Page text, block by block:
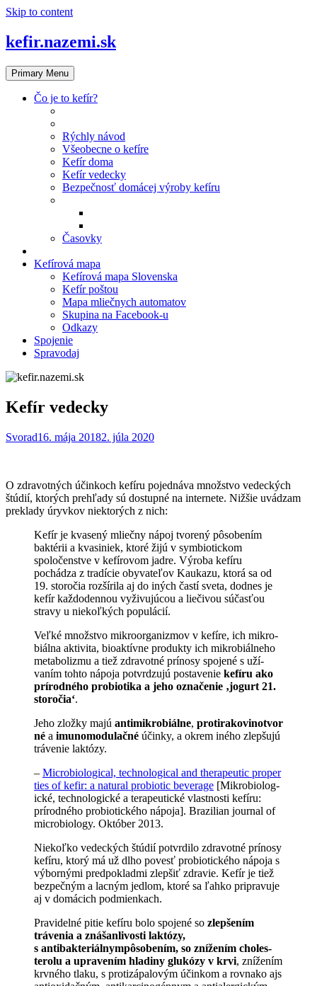
Skip to content
kefir.nazemi.sk
Primary Menu
Čo je to kefír?
Rýchly návod
Všeobecne o kefíre
Kefír doma
Kefír vedecky
Bezpečnosť domácej výroby kefíru
Časovky
Kefírová mapa
Kefírová mapa Slovenska
Kefír poštou
Mapa mliečnych automatov
Skupina na Facebook‑u
Odkazy
Spojenie
Spravodaj
Kefír vedecky
Svorad16. mája 20182. júla 2020
O⁠ zdravot­ných účinkoch kefíru pojed­ná­va množst­vo ve­dec­kých
štúdií, ktorých pre­hľady sú dos­tup­né na inter­nete. Nižšie uvá­dza­m
prekla­dy úryv­kov niek­torých z nich:
Kefír je kvasený mliečny nápoj tvorený pôsobením
bak­térii a kvasiniek, ktoré žijú v⁠ sym­bi­otick­om
spoločen­stve v⁠ kefírovom jadre. Výro­ba kefíru
pochádza z tradí­cie obyva­teľov Kaukazu, ktorá sa od
19. storočia rozšíri­la aj do iných častí sve­ta, dodnes je
kefír kaž­do­den­nou vyživu­jú­cou a⁠ lieči­vou súčasťou
stravy u niekoľkých populácií.
Veľké množst­vo mikroor­ga­niz­mov v⁠ kefíre, ich mi­kro­
biálna aktivi­ta, bio­aktív­ne pro­duk­ty ich mikro­biál­ne­ho
metab­o­liz­mu a⁠ tiež zdravot­né prínosy spo­jené s⁠ uží­
vaním tohto nápo­ja potvr­dzujú po­stavenie kefíru ako
prírod­ného pro­bi­oti­ka a⁠ jeho ozna­čenie ‚jogurt 21.
storočia‘.
Jeho zložky majú antimikrobiálne, protira­kovinotvor
né a⁠ imunomodu­lačné účin­ky, a⁠ okrem iného zlepšu­jú
tráve­nie laktózy.
– Micro­bi­o­log­i­cal, tech­no­log­i­cal and ther­a­peu­tic proper
ties of kefir: a nat­ur­al pro­bi­ot­ic bev­er­age [Mikro­biolog­
ické, techno­logické a⁠ ter­apeutické vlast­nos­ti kefíru:
prírod­ného probiotic­kého nápo­ja]. Brazil­ian jour­nal of
microbi­ology. Október 2013.
Niekoľko vedeck­ých štúdií potvrdi­lo zdravot­né prí­nosy
kefíru, ktorý má už dlho povesť pro­bi­otick­ého nápo­ja s⁠
výbor­nými pred­pok­lad­mi zlepšiť zdravie. Kefír je tiež
bez­pečným a⁠ lac­ným jed­lom, ktoré sa ľahko pripravu­je
aj v⁠ domá­cich podmienkach.
Pravidel­né pitie kefíru bolo spo­jené so zlepšením
tráve­nia a⁠ znášan­livosti lak­tózy,
s antibakteriálnympôso­bením, so zníže­ním cho­les­
terolu a upravením hladiny glukózy v⁠ kr­vi, znížením
krv­ného tlaku, s proti­zápalovým účinkom a rov­nako ajs⁠